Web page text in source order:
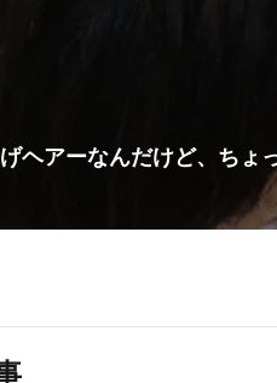
ヘアーなんだけど、ちょ